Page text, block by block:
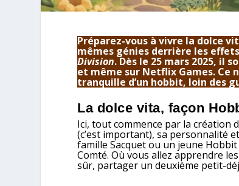
Préparez-vous à vivre la dolce
mêmes génies derrière les
Division. Dès le 25 mars 2025, il
et même sur Netflix Games. Ce
tranquille d’un hobbit, loin des
La dolce vita, façon
Ici, tout commence par la création
(c’est important), sa personnalité
famille Sacquet ou un jeune
Comté. Où vous allez apprendre
sûr, partager un deuxième petit-